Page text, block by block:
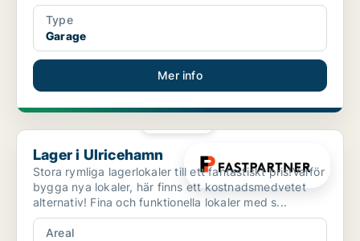
Type
Garage
Mer info
Lager i Ulricehamn
Lager i Ulricehamn
Stora rymliga lagerlokaler till ett fantastiskt pris!Varför
bygga nya lokaler, här finns ett kostnadsmedvetet
alternativ! Fina och funktionella lokaler med s...
Areal